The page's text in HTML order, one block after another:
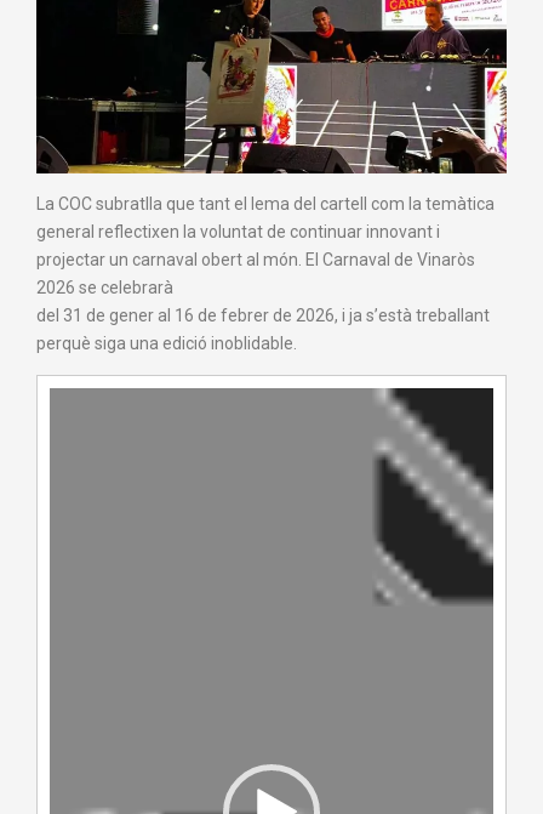
La COC subratlla que tant el lema del cartell com la temàtica
general reflectixen la voluntat de continuar innovant i
projectar un carnaval obert al món. El Carnaval de Vinaròs
2026 se celebrarà
del 31 de gener al 16 de febrer de 2026, i ja s’està treballant
perquè siga una edició inoblidable.